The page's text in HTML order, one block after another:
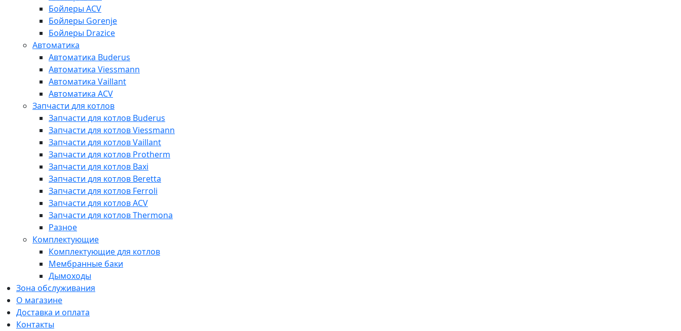
Бойлеры ACV
Бойлеры Gorenje
Бойлеры Drazice
Автоматика
Автоматика Buderus
Автоматика Viessmann
Автоматика Vaillant
Автоматика ACV
Запчасти для котлов
Запчасти для котлов Buderus
Запчасти для котлов Viessmann
Запчасти для котлов Vaillant
Запчасти для котлов Protherm
Запчасти для котлов Baxi
Запчасти для котлов Beretta
Запчасти для котлов Ferroli
Запчасти для котлов ACV
Запчасти для котлов Thermona
Разное
Комплектующие
Комплектующие для котлов
Мембранные баки
Дымоходы
Зона обслуживания
О магазине
Доставка и оплата
Контакты